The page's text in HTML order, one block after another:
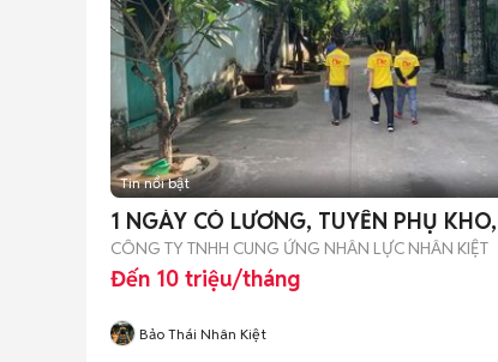
Tin nổi bật
1 NGÀY CÓ LƯƠNG, TUYỂN PHỤ
CÔNG TY TNHH CUNG ỨNG NHÂN LỰC NHÂN KIỆT
Đến 10 triệu/tháng
Bảo Thái Nhân Kiệt